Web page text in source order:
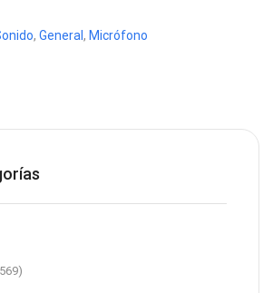
, General , Micrófono